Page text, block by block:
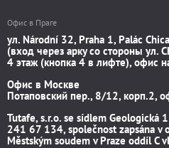
Офис в Праге
ул. Národní 32, Praha 1, Palác
(вход через арку со стороны ул.
4 этаж (кнопка 4 в лифте), офис
Офис в Москве
Потаповский пер., 8/12, корп.2,
Tutafe, s.r.o. se sídlem
241 67 134, společnost zapsána v
Městským soudem v Praze oddíl C